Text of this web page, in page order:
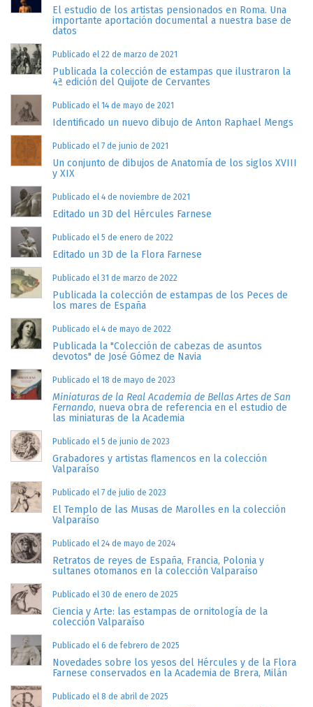
El estudio de los artistas pensionados en Roma. Una
importante aportación documental a nuestra base de
datos
Publicado el 22 de marzo de 2021
Publicada la colección de estampas que ilustraron la
4ª edición del Quijote de Cervantes
Publicado el 14 de mayo de 2021
Identificado un nuevo dibujo de Anton Raphael Mengs
Publicado el 7 de junio de 2021
Un conjunto de dibujos de Anatomía de los siglos XVIII
y XIX
Publicado el 4 de noviembre de 2021
Editado un 3D del Hércules Farnese
Publicado el 5 de enero de 2022
Editado un 3D de la Flora Farnese
Publicado el 31 de marzo de 2022
Publicada la colección de estampas de los Peces de
los mares de España
Publicado el 4 de mayo de 2022
Publicada la "Colección de cabezas de asuntos
devotos" de José Gómez de Navia
Publicado el 18 de mayo de 2023
Miniaturas de la Real Academia de Bellas Artes de San
Fernando, nueva obra de referencia en el estudio de
las miniaturas de la Academia
Publicado el 5 de junio de 2023
Grabadores y artistas flamencos en la colección
Valparaíso
Publicado el 7 de julio de 2023
El Templo de las Musas de Marolles en la colección
Valparaíso
Publicado el 24 de mayo de 2024
Retratos de reyes de España, Francia, Polonia y
sultanes otomanos en la colección Valparaíso
Publicado el 30 de enero de 2025
Ciencia y Arte: las estampas de ornitología de la
colección Valparaíso
Publicado el 6 de febrero de 2025
Novedades sobre los yesos del Hércules y de la Flora
Farnese conservados en la Academia de Brera, Milán
Publicado el 8 de abril de 2025